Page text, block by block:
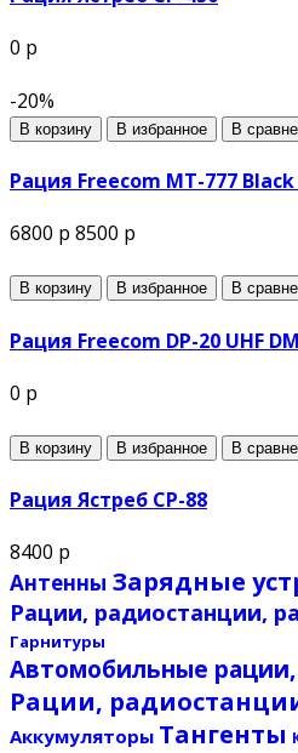
0 р
-20%
В корзину В избранное В
Рация Freecom MT-777
6800 р 8500 р
В корзину В избранное В
Рация Freecom DP-20 UHF
0 р
В корзину В избранное В
Рация Ястреб СР-88
8400 р
Антенны Зарядные
Рации, радиостанции,
Гарнитуры
Автомобильные
Рации,
Аккумуляторы Тангенты